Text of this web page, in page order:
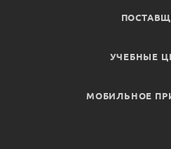
УЧЕБНЫЕ
МОБИЛЬНОЕ